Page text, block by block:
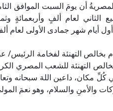
أن يومَ السبت الموافق
الثاني لعام ألفٍ وأربعمائةٍ
أيام شهر جمادى الأولى لعام ألفٍ
بخالص التهنئة لفخامة
التهنئة للشعب المصري
كُلِّ مكان، داعين اللهَ سبحانه
والأمنِ والسلام، وهو نعمَ